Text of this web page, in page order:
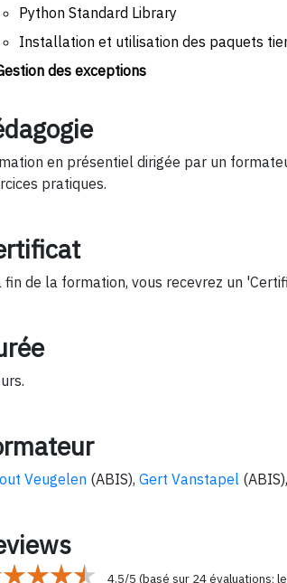
Python Standard Library
Installation et utilisation des paquets
des exceptions
en présentiel dirigée par un
pratiques.
fin de la formation, vous recevrez un
Veugelen (ABIS), Gert Vanstapel (ABIS),
4.5/5 (basé sur 24évaluations;